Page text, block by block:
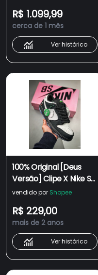
R$ 1.099,99
cerca de 1 mês
Ver histórico
100% Original [Deus
Versão] Clipe X Nike SB
Dunk Low Pro "Panda
Sneaters &-
vendido por Shopee
R$ 229,00
mais de 2 anos
Ver histórico